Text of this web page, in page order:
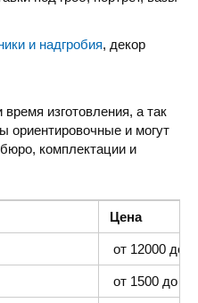
и надгробия, декор
изготовления, а так
ориентировочные и могут
комплектации и
Цена
от 12000 до
от 1500 до